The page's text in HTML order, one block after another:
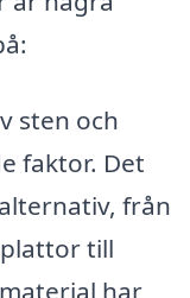
sten och
faktor. Det
från
till
har